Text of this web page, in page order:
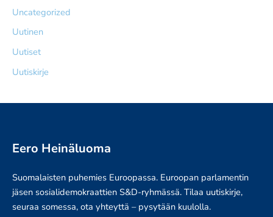
Uncategorized
Uutinen
Uutiset
Uutiskirje
Eero Heinäluoma
Suomalaisten puhemies Euroopassa. Euroopan parlamentin
jäsen sosialidemokraattien S&D-ryhmässä. Tilaa uutiskirje,
seuraa somessa, ota yhteyttä – pysytään kuulolla.